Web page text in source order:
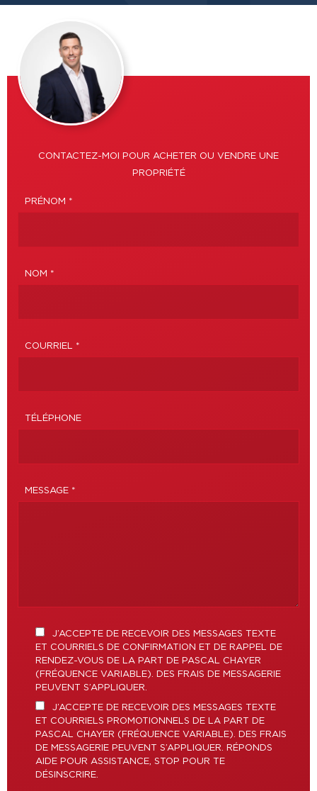
CONTACTEZ-MOI POUR ACHETER OU VENDRE UNE
PROPRIÉTÉ
PRÉNOM *
NOM *
COURRIEL *
TÉLÉPHONE
MESSAGE *
J’ACCEPTE DE RECEVOIR DES MESSAGES TEXTE
ET COURRIELS DE CONFIRMATION ET DE RAPPEL DE
RENDEZ-VOUS DE LA PART DE PASCAL CHAYER
(FRÉQUENCE VARIABLE). DES FRAIS DE MESSAGERIE
PEUVENT S’APPLIQUER.
J’ACCEPTE DE RECEVOIR DES MESSAGES TEXTE
ET COURRIELS PROMOTIONNELS DE LA PART DE
PASCAL CHAYER (FRÉQUENCE VARIABLE). DES FRAIS
DE MESSAGERIE PEUVENT S’APPLIQUER. RÉPONDS
AIDE POUR ASSISTANCE, STOP POUR TE
DÉSINSCRIRE.